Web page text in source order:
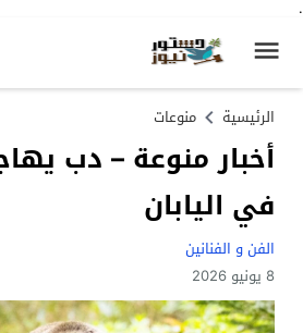
.
الرئيسية منوعات
في اليابان
الفن و الفنانين
8 يونيو 2026